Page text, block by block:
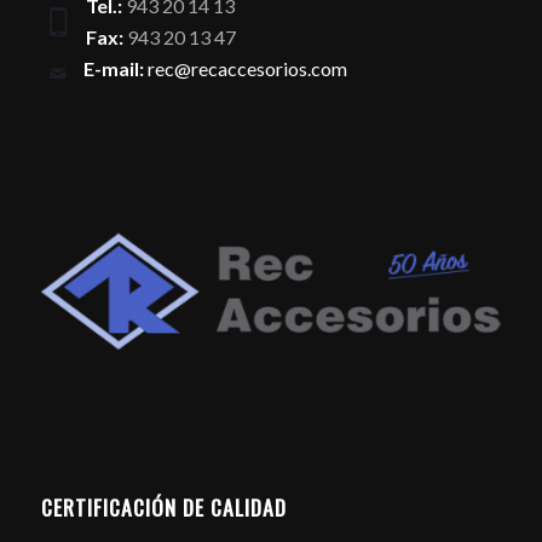
Tel.:943 20 14 13
Fax:943 20 13 47
E-mail:rec@recaccesorios.com
CERTIFICACIÓN DE CALIDAD